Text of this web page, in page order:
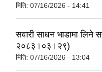
मिति: 07/16/2026 - 14:41
सवारी साधन भाडामा लिने
२०८३।०३।२९)
मिति: 07/16/2026 - 13:04